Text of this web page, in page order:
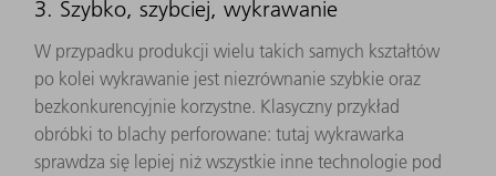
3. Szybko, szybciej, wykrawanie
W przypadku produkcji wielu takich samych kształtów
po kolei wykrawanie jest niezrównanie szybkie oraz
bezkonkurencyjnie korzystne. Klasyczny przykład
obróbki to blachy perforowane: tutaj wykrawarka
sprawdza się lepiej niż wszystkie inne technologie pod